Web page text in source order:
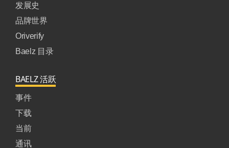
发展史
品牌世界
Oriverify
Baelz 目录
BAELZ 活跃
事件
下载
当前
通讯